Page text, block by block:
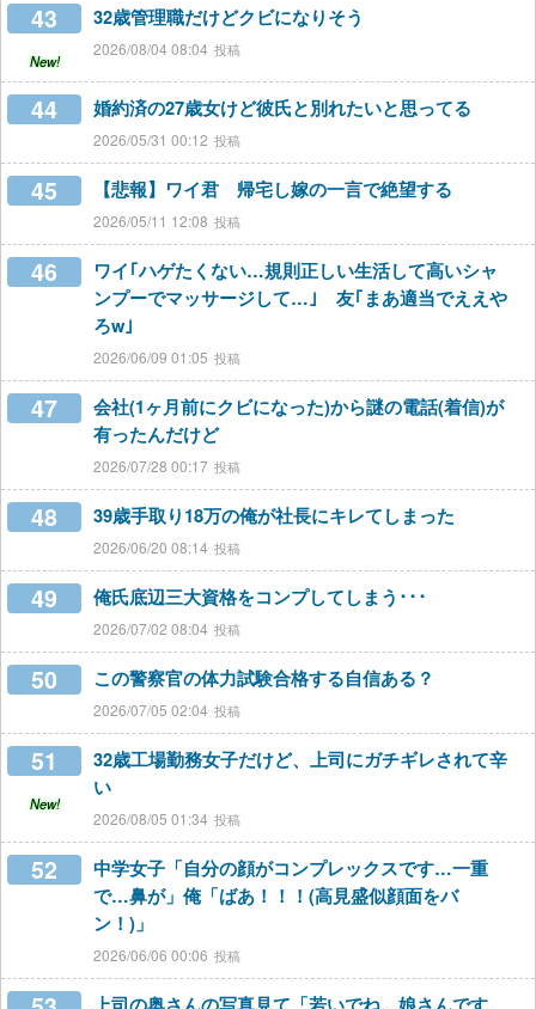
43
New!
32歳管理職だけどクビになりそう
2026/08/04 08:04
44 婚約済の27歳女けど彼氏と別れたいと思ってる
2026/05/31 00:12
45 【悲報】ワイ君 帰宅し嫁の一言で絶望する
2026/05/11 12:08
46
ワイ｢ハゲたくない…規則正しい生活して高いシャ
ンプーでマッサージして…｣ 友｢まあ適当でええや
ろw｣
2026/06/09 01:05
47
会社(1ヶ月前にクビになった)から謎の電話(着信)が
有ったんだけど
2026/07/28 00:17
48 39歳手取り18万の俺が社長にキレてしまった
2026/06/20 08:14
49 俺氏底辺三大資格をコンプしてしまう･･･
2026/07/02 08:04
50 この警察官の体力試験合格する自信ある？
2026/07/05 02:04
51
New!
32歳工場勤務女子だけど、上司にガチギレされて辛
い
2026/08/05 01:34
52
中学女子「自分の顔がコンプレックスです…一重
で…鼻が」俺「ばあ！！！(高見盛似顔面をバ
ン！)」
2026/06/06 00:06